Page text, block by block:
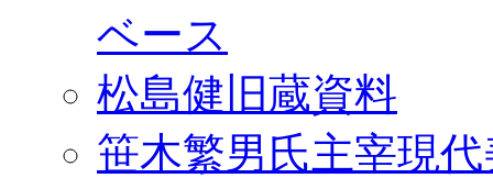
ベース
松島健旧蔵資料
笹木繁男氏主宰現